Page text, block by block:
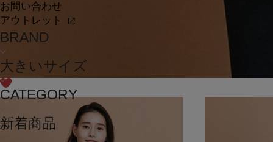
お問い合わせ
アウトレット
BRAND
大きいサイズ
CATEGORY
新着商品